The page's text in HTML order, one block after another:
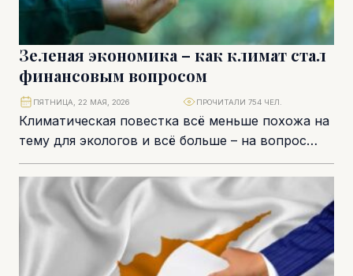
Зеленая экономика – как климат стал
финансовым вопросом
Климатическая повестка всё меньше похожа на
тему для экологов и всё больше – на вопрос
экономической устойчивости, инвестиций,
регулирования и...
ПЯТНИЦА, 22 МАЯ, 2026 ПРОЧИТАЛИ 754 ЧЕЛ.